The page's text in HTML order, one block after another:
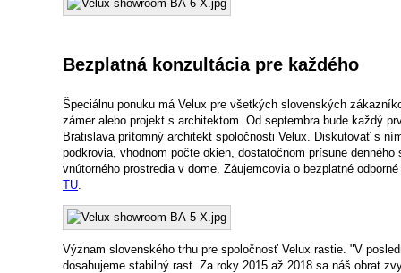
Bezplatná konzultácia pre každého
Špeciálnu ponuku má Velux pre všetkých slovenských
zámer alebo projekt s architektom. Od septembra bude každý
Bratislava prítomný architekt spoločnosti Velux. Diskutovať s
podkrovia, vhodnom počte okien, dostatočnom prísune
vnútorného prostredia v dome. Záujemcovia o bezplatné
TU
Význam slovenského trhu pre spoločnosť Velux rastie. "V
dosahujeme stabilný rast. Za roky 2015 až 2018 sa náš obrat